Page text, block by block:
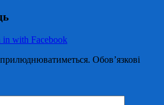
in with Facebook
Обов’язкові